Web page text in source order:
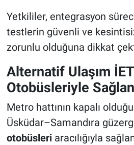
Yetkililer, entegrasyon
testlerin güvenli ve
zorunlu olduğuna dikkat
Alternatif Ulaşım
Otobüsleriyle
Metro hattının kapalı
Üsküdar–Samandıra
otobüsleriaracılığıyla